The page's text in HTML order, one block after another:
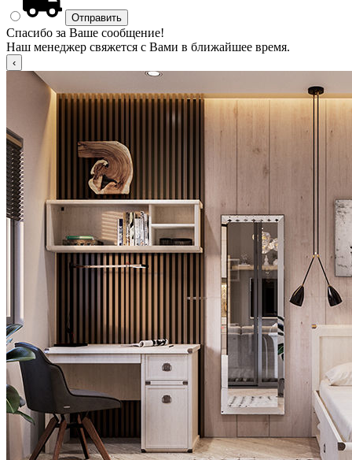
Спасибо за Ваше сообщение!
Наш менеджер свяжется с Вами в ближайшее время.